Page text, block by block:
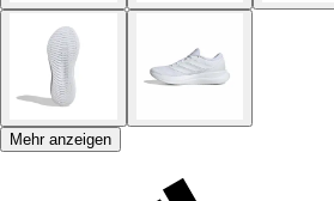
Mehr anzeigen